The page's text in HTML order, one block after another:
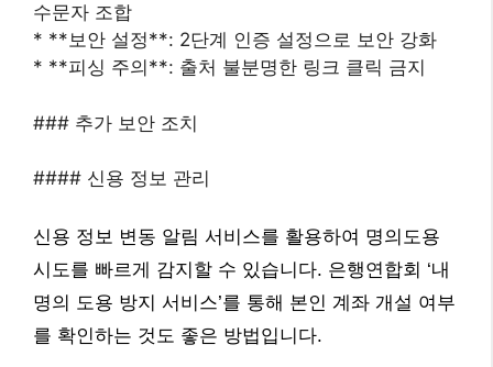
수문자 조합
* **보안 설정**: 2단계 인증 설정으로 보안 강화
* **피싱 주의**: 출처 불분명한 링크 클릭 금지
### 추가 보안 조치
#### 신용 정보 관리
신용 정보 변동 알림 서비스를 활용하여 명의도용
시도를 빠르게 감지할 수 있습니다. 은행연합회 ‘내
명의 도용 방지 서비스’를 통해 본인 계좌 개설 여부
를 확인하는 것도 좋은 방법입니다.